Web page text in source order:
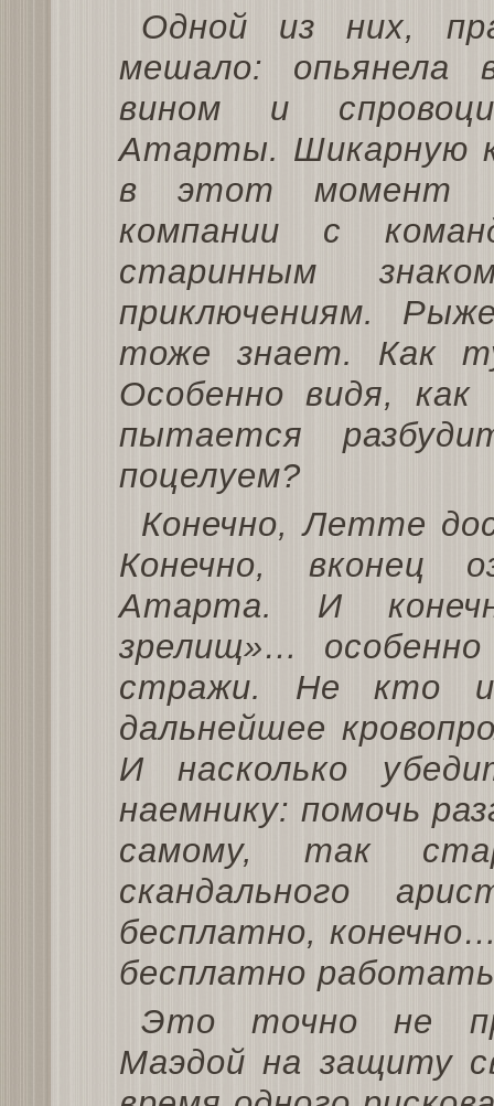
Одной из них,
мешало: опьянела
вином и
Атарты. Шикарную
в этот момент
компании с
старинным
приключениям.
тоже знает. Как
Особенно видя, как
пытается
поцелуем?
Конечно, Летте
Конечно, вконец
Атарта. И
зрелищ»…
стражи. Не кто
дальнейшее
И насколько
наемнику: помочь
самому, так
скандального
бесплатно,
бесплатно
Это точно не
Маэдой на защиту